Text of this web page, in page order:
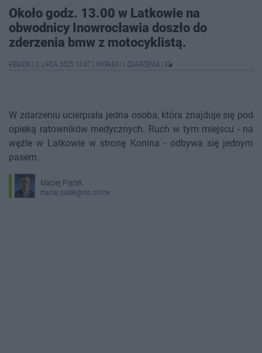
Około godz. 13.00 w Latkowie na
obwodnicy Inowrocławia doszło do
zderzenia bmw z motocyklistą.
REGION 2 LIPCA 2025 13:47 WYPADKI I ZDARZENIA
W zdarzeniu ucierpiała jedna osoba, która znajduje się pod
opieką ratowników medycznych. Ruch w tym miejscu - na
węźle w Latkowie w stronę Konina - odbywa się jednym
pasem.
Maciej Piątek
maciej.piatek@ino.online